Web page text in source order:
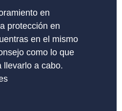
en
protección en
en el mismo
como lo que
llevarlo a cabo.